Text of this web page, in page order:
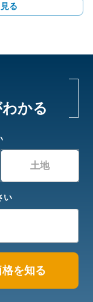
る
かる
土地
い
を知る